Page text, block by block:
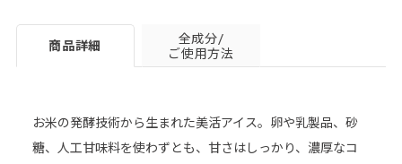
商品詳細
全成分/
ご使用方法
お米の発酵技術から生まれた美活アイス。卵や乳製品、砂
糖、人工甘味料を使わずとも、甘さはしっかり、濃厚なコ